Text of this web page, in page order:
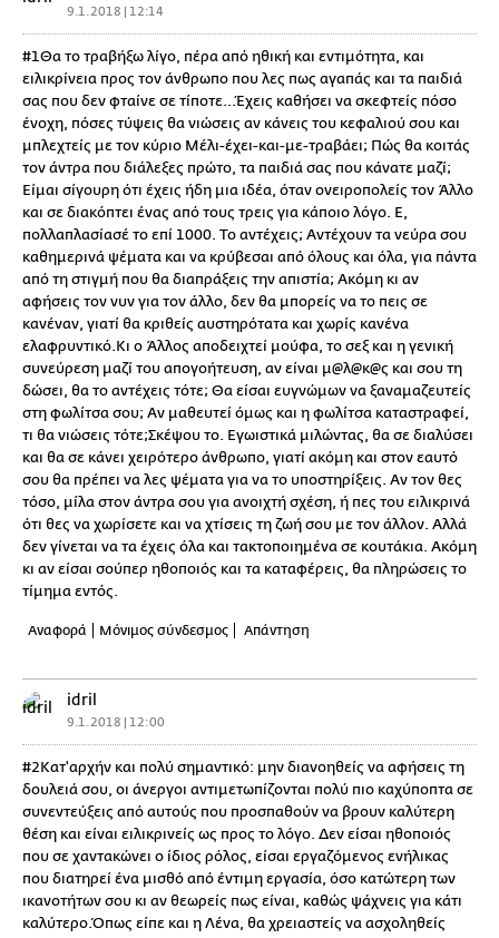
9.1.2018 | 12:14
#1Θα το τραβήξω λίγο, πέρα από ηθική και εντιμότητα, και
ειλικρίνεια προς τον άνθρωπο που λες πως αγαπάς και τα παιδιά
σας που δεν φταίνε σε τίποτε...Έχεις καθήσει να σκεφτείς πόσο
ένοχη, πόσες τύψεις θα νιώσεις αν κάνεις του κεφαλιού σου και
μπλεχτείς με τον κύριο Μέλι-έχει-και-με-τραβάει; Πώς θα κοιτάς
τον άντρα που διάλεξες πρώτο, τα παιδιά σας που κάνατε μαζί;
Είμαι σίγουρη ότι έχεις ήδη μια ιδέα, όταν ονειροπολείς τον Άλλο
και σε διακόπτει ένας από τους τρεις για κάποιο λόγο. Ε,
πολλαπλασίασέ το επί 1000. Το αντέχεις; Αντέχουν τα νεύρα σου
καθημερινά ψέματα και να κρύβεσαι από όλους και όλα, για πάντα
από τη στιγμή που θα διαπράξεις την απιστία; Ακόμη κι αν
αφήσεις τον νυν για τον άλλο, δεν θα μπορείς να το πεις σε
κανέναν, γιατί θα κριθείς αυστηρότατα και χωρίς κανένα
ελαφρυντικό.Κι ο Άλλος αποδειχτεί μούφα, το σεξ και η γενική
συνεύρεση μαζί του απογοήτευση, αν είναι μ@λ@κ@ς και σου τη
δώσει, θα το αντέχεις τότε; Θα είσαι ευγνώμων να ξαναμαζευτείς
στη φωλίτσα σου; Αν μαθευτεί όμως και η φωλίτσα καταστραφεί,
τι θα νιώσεις τότε;Σκέψου το. Εγωιστικά μιλώντας, θα σε διαλύσει
και θα σε κάνει χειρότερο άνθρωπο, γιατί ακόμη και στον εαυτό
σου θα πρέπει να λες ψέματα για να το υποστηρίξεις. Αν τον θες
τόσο, μίλα στον άντρα σου για ανοιχτή σχέση, ή πες του ειλικρινά
ότι θες να χωρίσετε και να χτίσεις τη ζωή σου με τον άλλον. Αλλά
δεν γίνεται να τα έχεις όλα και τακτοποιημένα σε κουτάκια. Ακόμη
κι αν είσαι σούπερ ηθοποιός και τα καταφέρεις, θα πληρώσεις το
τίμημα εντός.
Αναφορά Μόνιμος σύνδεσμος Απάντηση
idril
9.1.2018 | 12:00
#2Κατ'αρχήν και πολύ σημαντικό: μην διανοηθείς να αφήσεις τη
δουλειά σου, οι άνεργοι αντιμετωπίζονται πολύ πιο καχύποπτα σε
συνεντεύξεις από αυτούς που προσπαθούν να βρουν καλύτερη
θέση και είναι ειλικρινείς ως προς το λόγο. Δεν είσαι ηθοποιός
που σε χαντακώνει ο ίδιος ρόλος, είσαι εργαζόμενος ενήλικας
που διατηρεί ένα μισθό από έντιμη εργασία, όσο κατώτερη των
ικανοτήτων σου κι αν θεωρείς πως είναι, καθώς ψάχνεις για κάτι
καλύτερο.Όπως είπε και η Λένα, θα χρειαστείς να ασχοληθείς